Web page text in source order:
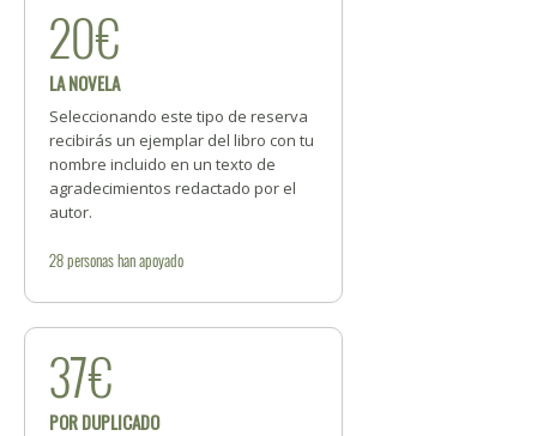
20€
LA NOVELA
Seleccionando este tipo de reserva
recibirás un ejemplar del libro con tu
nombre incluido en un texto de
agradecimientos redactado por el
autor.
28personashan apoyado
37€
POR DUPLICADO